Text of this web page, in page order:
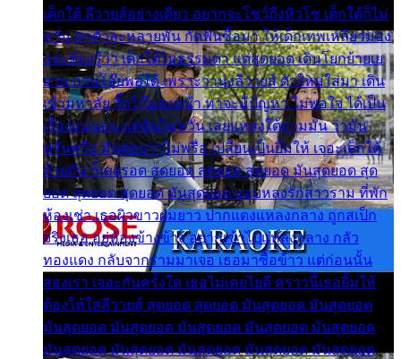
เด็กใต้ ลีวายส์อย่างเดียว อยากจะโชว์ถึงหิวโซ เด็กใต้ก็ไม่
หวั่น ตกตัวละหลายพัน กัดฟันซื้อมา ให้เด็กเทพเหลียวมอง
และต้องรู้ว่า เด็กใต้ไม่ธรรมดา แต่สุดยอด เดินโยกย้ายเย
ยวน กวนโอ๊ยพอได้ เพราะว่านุ่งลีวายส์ ตัวใหม่ใส่มา เดิน
เข้ามหาลัย จิ๊กโก๊มองหน้า ท่าจะมีปัญหา ไม่พอใจ ได้เป็น
เรื่องแน่นอน แต่ฉันไม่หวั่น เลยแหลงใต้ถามมัน ว่ามัน
พรั่นพรือ มันตอบว่าไม่พรื่อ เปลี่ยนเป็นยิ้มให้ เจอะเด็กใต้
ด้วยกัน ก็เลยรอด สุดยอด สุดยอด สุดยอด มันสุดยอด สุด
ยอด สุดยอด สุดยอด มันสุดยอด แอบหลงรักสาวราม ที่พัก
ห้องเช่า เธอผิวขาวผมยาว ปากแดงแหลงกลาง ถูกสเป็ก
จริงเธอ อยู่ห้องข้างข้าง อยากเข้าไปแหลงกลาง กลัว
ทองแดง กลับจากรามมาเจอ เธอมาซื้อข้าว แต่ก่อนนั้น
สองเรา เจอะกันครั้งใด เธอไม่เคยไยดี คราวนี้เธอยิ้มให้
ต้องให้ใส่ลีวายส์ สุดยอด สุดยอด มันสุดยอด มันสุดยอด
มันสุดยอด มันสุดยอด มันสุดยอด มันสุดยอด มันสุดยอด
มันสุดยอด มันสุดยอด มันสุดยอด มันสุดยอด มันสุดยอด